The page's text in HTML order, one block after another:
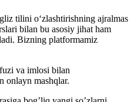
tilini o‘zlashtirishning ajralmas
bilan bu asosiy jihat ham
Bizning platformamiz
va imlosi bilan
onlayn mashqlar.